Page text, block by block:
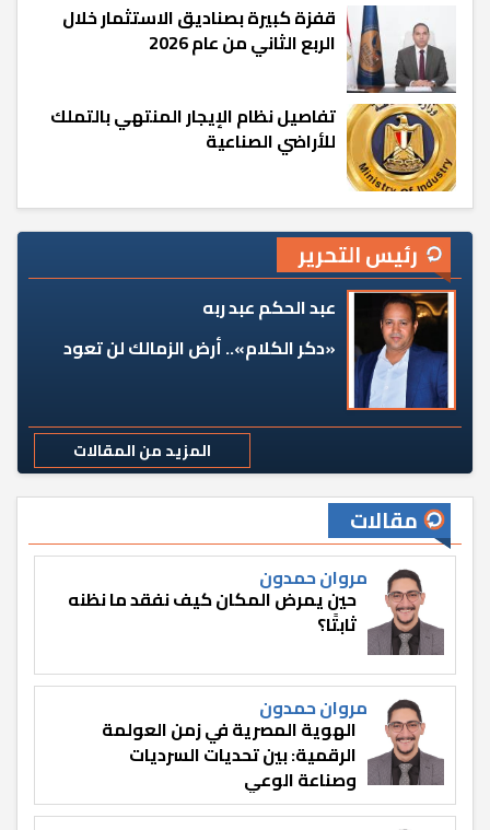
قفزة كبيرة بصناديق الاستثمار خلال
الربع الثاني من عام 2026
تفاصيل نظام الإيجار المنتهي بالتملك
للأراضي الصناعية
رئيس التحرير
عبد الحكم عبد ربه
«دكر الكلام».. أرض الزمالك لن تعود
المزيد من المقالات
مقالات
مروان حمدون
حين يمرض المكان كيف نفقد ما نظنه
ثابتًا؟
مروان حمدون
الهوية المصرية في زمن العولمة
الرقمية: بين تحديات السرديات
وصناعة الوعي